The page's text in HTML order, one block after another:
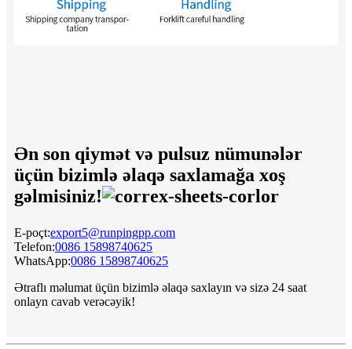
Ən son qiymət və pulsuz nümunələr
üçün bizimlə əlaqə saxlamağa xoş
gəlmisiniz!
E-poçt:export5@runpingpp.com
Telefon:0086 15898740625
WhatsApp:0086 15898740625
Ətraflı məlumat üçün bizimlə əlaqə saxlayın və sizə 24 saat
onlayn cavab verəcəyik!